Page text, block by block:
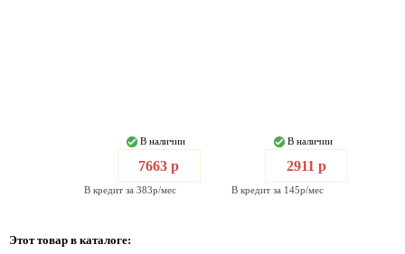
В наличии
7663 р
В кредит за 383р/мес
В наличии
2911 р
В кредит за 145р/мес
Этот товар в каталоге: